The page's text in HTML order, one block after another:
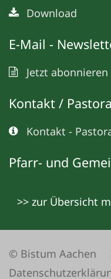
Download
E-Mail -
Jetzt abonnieren
Kontakt /
Kontakt -
Pfarr- und
>> zur Übersicht
© Bistum Aachen